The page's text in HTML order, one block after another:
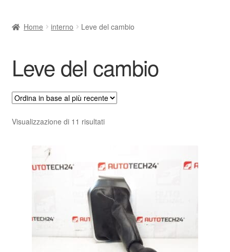
Contatto
Il mio account
Pagamenti
Politica sulla riservatezza
Registratore di cassa
Home interno Leve del cambio
Leve del cambio
Visualizzazione di 11 risultatiOrdina
più
recente